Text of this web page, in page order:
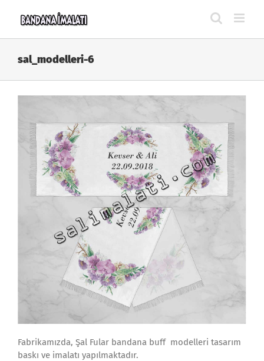
sal_modelleri-6
Fabrikamızda, Şal Fular bandana buff modelleri tasarım
baskı ve imalatı yapılmaktadır.